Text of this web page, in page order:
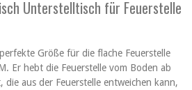
Unterstelltisch für Feuerstelle
Größe für die flache Feuerstelle
Er hebt die Feuerstelle vom Boden ab
aus der Feuerstelle entweichen kann,